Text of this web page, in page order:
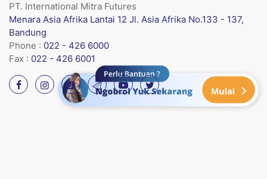
PT. International Mitra Futures
Menara Asia Afrika Lantai 12 Jl. Asia Afrika No.133 - 137,
Bandung
Phone : 022 - 426 6000
Fax : 022 - 426 6001